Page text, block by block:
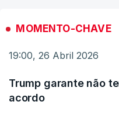
encerramento do
Golfo Pérsico, região
abastecia cerca de
MOMENTO-CHAVE
19:00, 26 Abril 2026
Trump garante não
acordo